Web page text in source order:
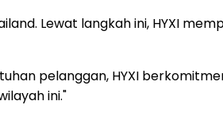
Lewat langkah ini, HYXI
pelanggan, HYXI
ini."